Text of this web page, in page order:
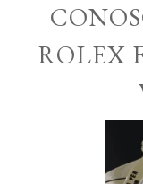
ROLEX